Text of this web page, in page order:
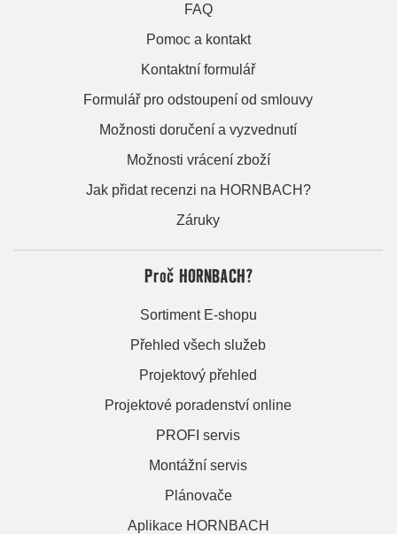
FAQ
Pomoc a kontakt
Kontaktní formulář
Formulář pro odstoupení od smlouvy
Možnosti doručení a vyzvednutí
Možnosti vrácení zboží
Jak přidat recenzi na HORNBACH?
Záruky
Proč HORNBACH?
Sortiment E-shopu
Přehled všech služeb
Projektový přehled
Projektové poradenství online
PROFI servis
Montážní servis
Plánovače
Aplikace HORNBACH